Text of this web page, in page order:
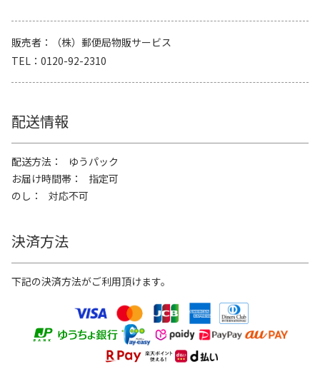
販売者
（株）郵便局物販サービス
TEL
0120-92-2310
配送情報
配送方法
ゆうパック
お届け時間帯
指定可
のし
対応不可
決済方法
下記の決済方法がご利用頂けます。